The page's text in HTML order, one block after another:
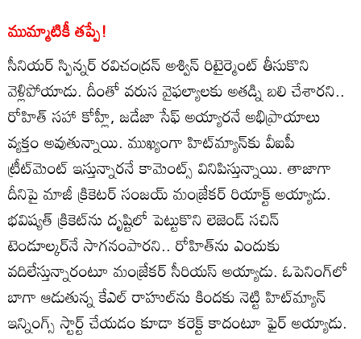
ముమ్మాటికీ తప్పే!
సీనియర్ స్పిన్నర్ రవిచంద్రన్ అశ్విన్‌ రిటైర్మెంట్ తీసుకొని
వెళ్లిపోయాడు. దీంతో వరుస వైఫల్యాలకు అతడ్ని బలి చేశారని..
రోహిత్ సహా కోహ్లీ, జడేజా సేఫ్ అయ్యారనే అభిప్రాయాలు
వ్యక్తం అవుతున్నాయి. ముఖ్యంగా హిట్‌మ్యాన్‌‌కు వీఐపీ
ట్రీట్‌మెంట్ ఇస్తున్నారనే కామెంట్స్ వినిపిస్తున్నాయి. తాజాగా
దీనిపై మాజీ క్రికెటర్ సంజయ్ మంజ్రేకర్ రియాక్ట్ అయ్యాడు.
భవిష్యత్ క్రికెట్‌ను దృష్టిలో పెట్టుకొని లెజెండ్ సచిన్
టెండూల్కర్‌నే సాగనంపారని.. రోహిత్‌ను ఎందుకు
వదిలేస్తున్నారంటూ మంజ్రేకర్ సీరియస్ అయ్యాడు. ఓపెనింగ్‌లో
బాగా ఆడుతున్న కేఎల్ రాహుల్‌ను కిందకు నెట్టి హిట్‌మ్యాన్
ఇన్నింగ్స్ స్టార్ట్ చేయడం కూడా కరెక్ట్ కాదంటూ ఫైర్ అయ్యాడు.